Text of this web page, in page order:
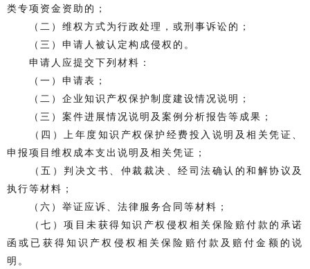
类专项资金资助的；
（二）维权方式为行政处理，或刑事诉讼的；
（三）申请人被认定构成侵权的。
申请人应提交下列材料：
（一）申请表；
（二）企业知识产权保护制度建设情况说明；
（三）案件进展情况说明及案例分析报告等成果；
（四）上年度知识产权保护经费投入说明及相关凭证、
申报项目维权成本支出说明及相关凭证；
（五）判决文书、仲裁裁决、经司法确认的和解协议及
执行等材料；
（六）举证应诉、法律服务合同等材料；
（七）项目未获得知识产权侵权相关保险赔付款的承诺
函或已获得知识产权侵权相关保险赔付款及赔付金额的说
明。